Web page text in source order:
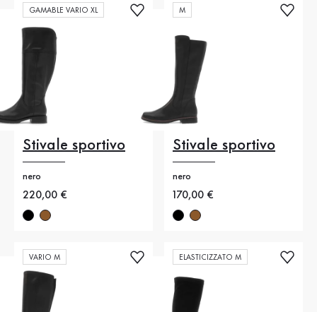
GAMABLE VARIO XL
Stivale sportivo
nero
Nuovo prezzo
220,00 €
M
Stivale sportivo
nero
Nuovo prezzo
170,00 €
VARIO M ELASTICIZZATO M